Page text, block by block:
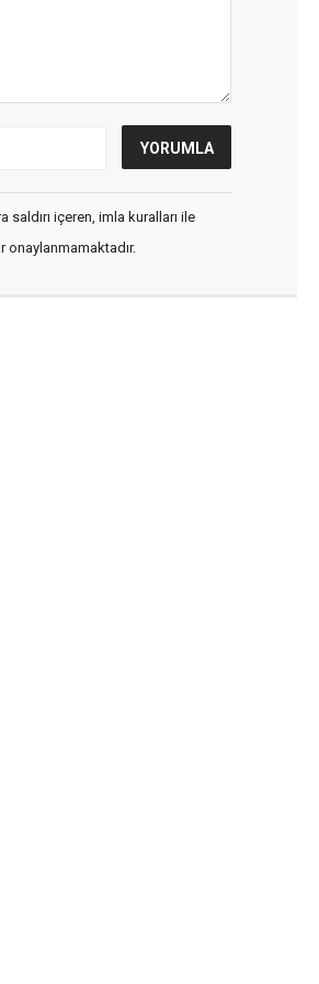
içeren, imla kuralları ile
onaylanmamaktadır.